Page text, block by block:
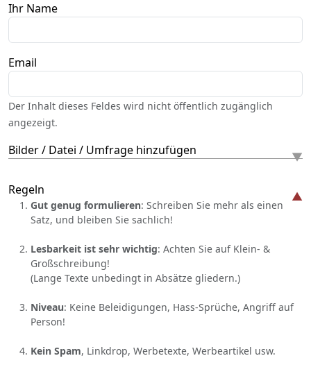
Ihr Name
Email
Der Inhalt dieses Feldes wird nicht öffentlich zugänglich
angezeigt.
Bilder / Datei / Umfrage hinzufügen
Regeln
Gut genug formulieren: Schreiben Sie mehr als einen
Satz, und bleiben Sie sachlich!
Lesbarkeit ist sehr wichtig: Achten Sie auf Klein- &
Großschreibung!
(Lange Texte unbedingt in Absätze gliedern.)
Niveau: Keine Beleidigungen, Hass-Sprüche, Angriff auf
Person!
Kein Spam, Linkdrop, Werbetexte, Werbeartikel usw.